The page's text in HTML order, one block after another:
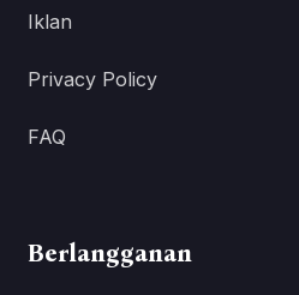
Iklan
Privacy Policy
FAQ
Berlangganan